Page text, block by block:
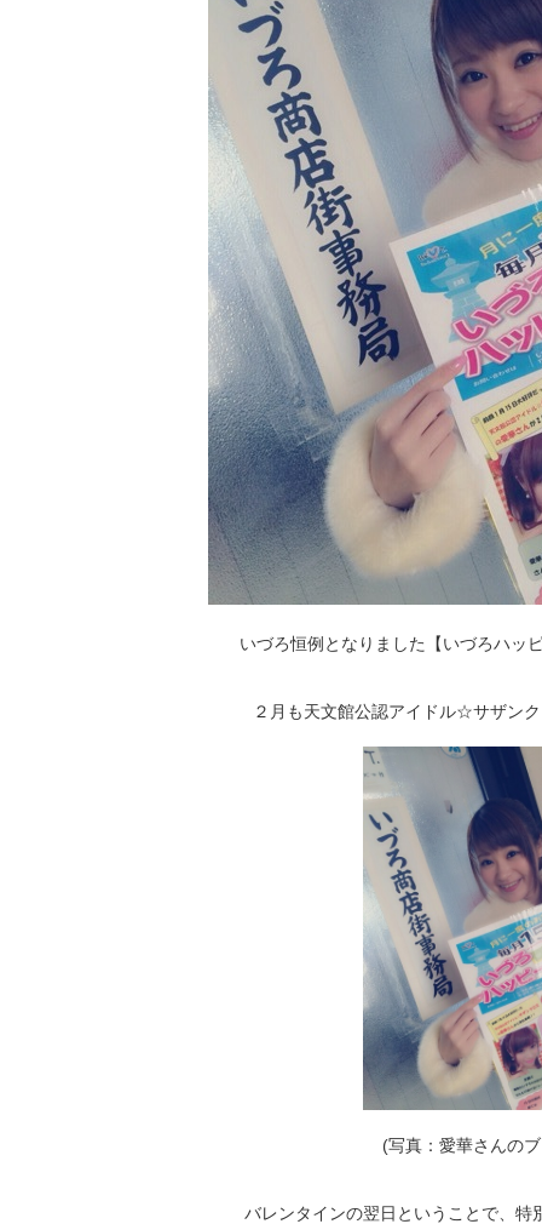
いづろ恒例となりました【いづろハッ
２月も天文館公認アイドル☆サザン
(写真：愛華さんの
バレンタインの翌日ということで、特